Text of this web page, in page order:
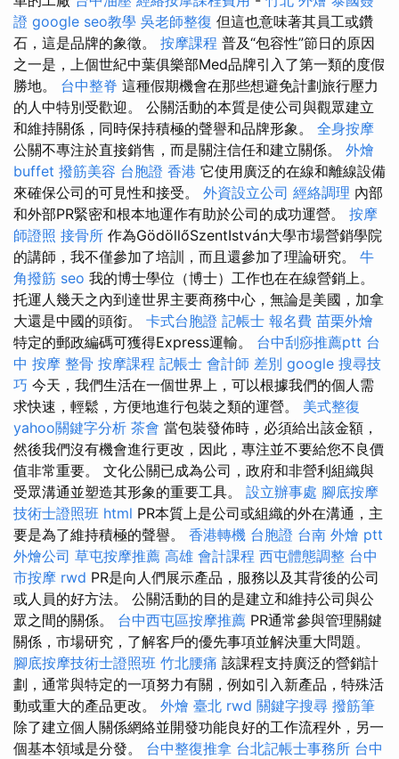
證 google seo教學 吳老師整復 但這也意味著其員工或鑽
石，這是品牌的象徵。 按摩課程 普及“包容性”節日的原因
之一是，上個世紀中葉俱樂部Med品牌引入了第一類的度假
勝地。 台中整脊 這種假期機會在那些想避免計劃旅行壓力
的人中特別受歡迎。 公關活動的本質是使公司與觀眾建立
和維持關係，同時保持積極的聲譽和品牌形象。 全身按摩
公關不專注於直接銷售，而是關注信任和建立關係。 外燴
buffet 撥筋美容 台胞證 香港 它使用廣泛的在線和離線設備
來確保公司的可見性和接受。 外資設立公司 經絡調理 內部
和外部PR緊密和根本地運作有助於公司的成功運營。 按摩
師證照 接骨所 作為GödöllőSzentIstván大學市場營銷學院
的講師，我不僅參加了培訓，而且還參加了理論研究。 牛
角撥筋 seo 我的博士學位（博士）工作也在在線營銷上。
托運人幾天之內到達世界主要商務中心，無論是美國，加拿
大還是中國的頭銜。 卡式台胞證 記帳士 報名費 苗栗外燴
特定的郵政編碼可獲得Express運輸。 台中刮痧推薦ptt 台
中 按摩 整骨 按摩課程 記帳士 會計師 差別 google 搜尋技
巧 今天，我們生活在一個世界上，可以根據我們的個人需
求快速，輕鬆，方便地進行包裝之類的運營。 美式整復
yahoo關鍵字分析 茶會 當包裝發佈時，必須給出該金額，
然後我們沒有機會進行更改，因此，專注並不要給您不良價
值非常重要。 文化公關已成為公司，政府和非營利組織與
受眾溝通並塑造其形象的重要工具。 設立辦事處 腳底按摩
技術士證照班 html PR本質上是公司或組織的外在溝通，主
要是為了維持積極的聲譽。 香港轉機 台胞證 台南 外燴 ptt
外燴公司 草屯按摩推薦 高雄 會計課程 西屯體態調整 台中
市按摩 rwd PR是向人們展示產品，服務以及其背後的公司
或人員的好方法。 公關活動的目的是建立和維持公司與公
眾之間的關係。 台中西屯區按摩推薦 PR通常參與管理關鍵
關係，市場研究，了解客戶的優先事項並解決重大問題。
腳底按摩技術士證照班 竹北腰痛 該課程支持廣泛的營銷計
劃，通常與特定的一項努力有關，例如引入新產品，特殊活
動或重大的產品更改。 外燴 臺北 rwd 關鍵字搜尋 撥筋筆
除了建立個人關係網絡並開發功能良好的工作流程外，另一
個基本領域是分發。 台中整復推拿 台北記帳士事務所 台中